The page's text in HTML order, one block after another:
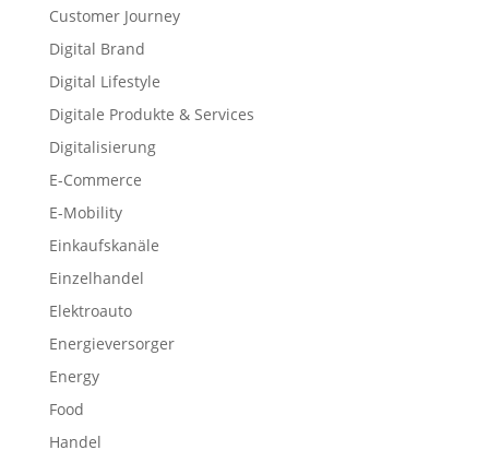
Customer Journey
Digital Brand
Digital Lifestyle
Digitale Produkte & Services
Digitalisierung
E-Commerce
E-Mobility
Einkaufskanäle
Einzelhandel
Elektroauto
Energieversorger
Energy
Food
Handel